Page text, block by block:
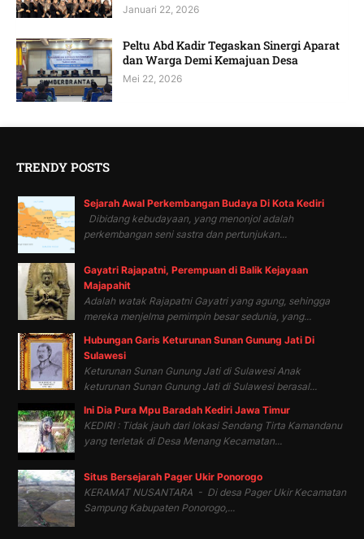
Januari 22, 2026
Peltu Abd Kadir Tegaskan Sinergi Aparat
dan Warga Demi Kemajuan Desa
Mei 22, 2026
TRENDY POSTS
Sejarah Awal Perkembangan Budaya Di Kota Kediri
Dibidang kebudayaan, yang menonjol adalah
perkembangan seni sastra dan pertunjukan...
Gayatri Rajapatni, Perempuan di Balik Kejayaan
Majapahit
Adalah watak Rajapatni Gayatri yang agung, sehingga
mereka menjelma pemimpin besar sedunia, yang...
Hubungan Garis Keturunan Sunan Gunung Jati Di
Sulawesi
Keturunan Sunan Gunung Jati di Sulawesi Anak
keturunan Sunan Gunung Jati di Sulawesi berasal...
Ini Dia Pura Mpu Baradah Kediri Jawa Timur
KEDIRI : Tidak jauh dari lokasi Sendang Tirta Kamandanu
yang terletak di Desa Menang Kecamatan...
Situs Bersejarah Pager Ukir Ponorogo
KERAMAT NUSANTARA - Di desa Pager Ukir Kecamatan
Sampung Kabupaten Ponorogo,...